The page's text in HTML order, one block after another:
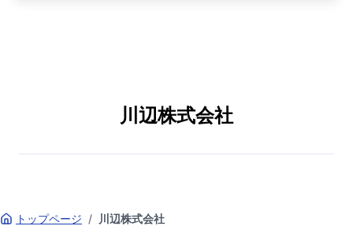
川辺株式会社
トップページ / 川辺株式会社